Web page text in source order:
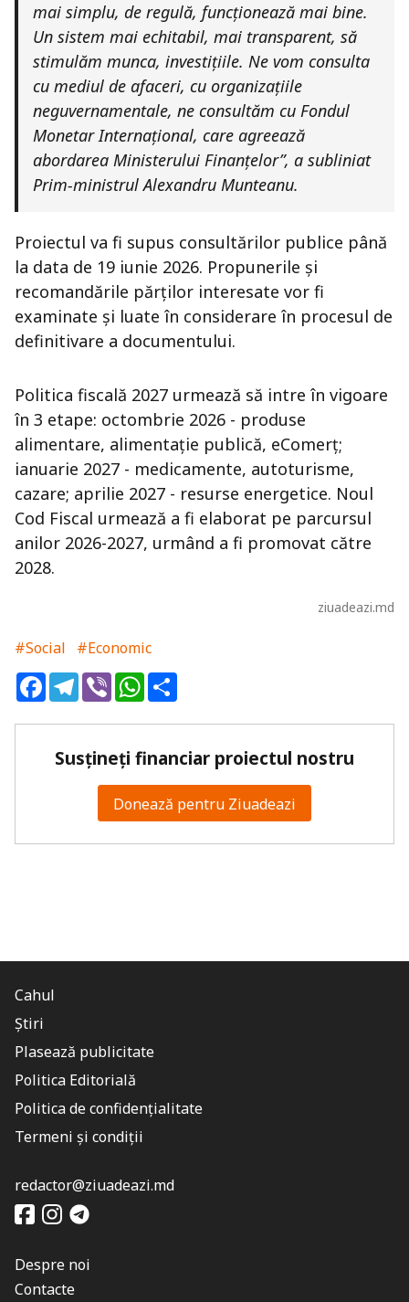
mai simplu, de regulă, funcționează mai bine.
Un sistem mai echitabil, mai transparent, să
stimulăm munca, investițiile. Ne vom consulta
cu mediul de afaceri, cu organizațiile
neguvernamentale, ne consultăm cu Fondul
Monetar Internațional, care agreează
abordarea Ministerului Finanțelor”, a subliniat
Prim-ministrul Alexandru Munteanu.
Proiectul va fi supus consultărilor publice până
la data de 19 iunie 2026. Propunerile și
recomandările părților interesate vor fi
examinate și luate în considerare în procesul de
definitivare a documentului.
Politica fiscală 2027 urmează să intre în vigoare
în 3 etape: octombrie 2026 - produse
alimentare, alimentație publică, eComerț;
ianuarie 2027 - medicamente, autoturisme,
cazare; aprilie 2027 - resurse energetice. Noul
Cod Fiscal urmează a fi elaborat pe parcursul
anilor 2026-2027, urmând a fi promovat către
2028.
ziuadeazi.md
#Social
#Economic
FacebookTelegram
ViberWhatsApp
Susțineți financiar proiectul nostru
Donează pentru Ziuadeazi
Cahul
Știri
Plasează publicitate
Politica Editorială
Politica de confidențialitate
Termeni și condiții
redactor@ziuadeazi.md
Despre noi
Contacte